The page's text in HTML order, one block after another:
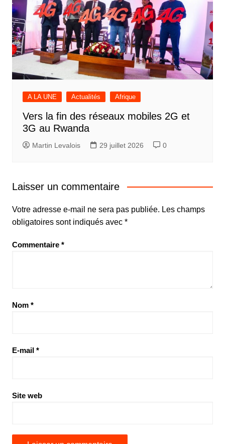
A LA UNE Actualités Afrique
Vers la fin des réseaux mobiles 2G et
3G au Rwanda
Martin Levalois 29 juillet 2026 0
Laisser un commentaire
Votre adresse e-mail ne sera pas publiée. Les champs
obligatoires sont indiqués avec *
Commentaire *
Nom *
E-mail *
Site web